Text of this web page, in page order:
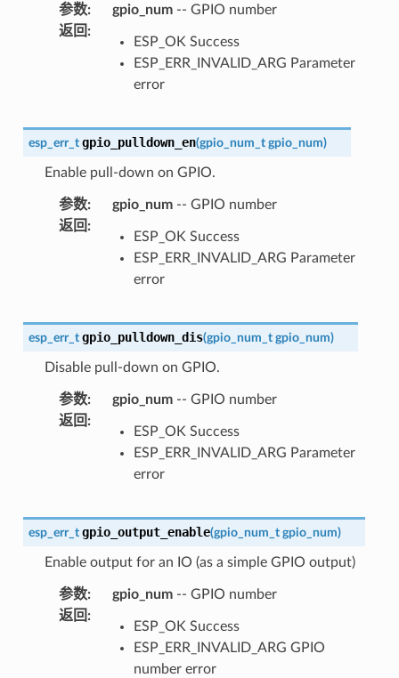
参数: gpio_num-- GPIO number
返回 :
ESP_OK Success
ESP_ERR_INVALID_ARG Parameter
error
esp_err_t gpio_pulldown_en(gpio_num_t gpio_num)
Enable pull-down on GPIO.
参数: gpio_num-- GPIO number
返回 :
ESP_OK Success
ESP_ERR_INVALID_ARG Parameter
error
esp_err_t gpio_pulldown_dis(gpio_num_t gpio_num)
Disable pull-down on GPIO.
参数: gpio_num-- GPIO number
返回 :
ESP_OK Success
ESP_ERR_INVALID_ARG Parameter
error
esp_err_t gpio_output_enable(gpio_num_t gpio_num)
Enable output for an IO (as a simple GPIO output)
参数: gpio_num-- GPIO number
返回 :
ESP_OK Success
ESP_ERR_INVALID_ARG GPIO
number error